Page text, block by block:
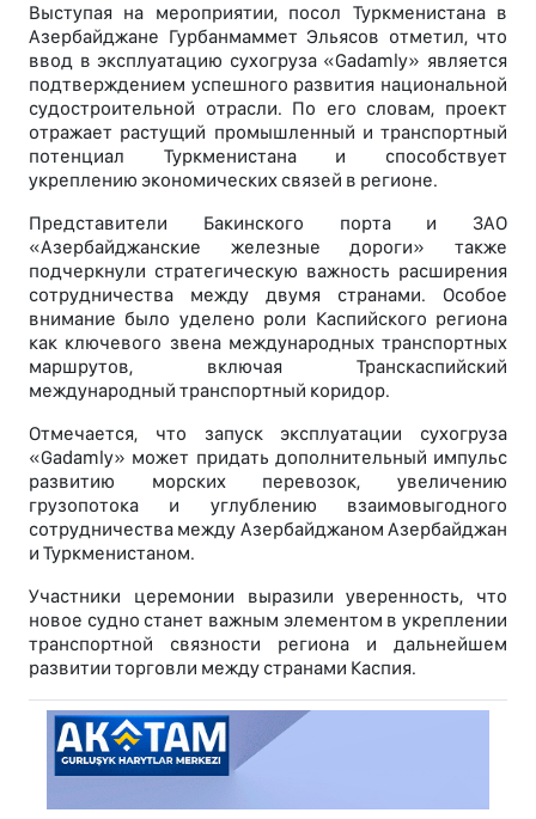
Выступая на мероприятии, посол Туркменистана в
Азербайджане Гурбанмаммет Эльясов отметил, что
ввод в эксплуатацию сухогруза «Gadamly» является
подтверждением успешного развития национальной
судостроительной отрасли. По его словам, проект
отражает растущий промышленный и транспортный
потенциал Туркменистана и способствует
укреплению экономических связей в регионе.
Представители Бакинского порта и ЗАО
«Азербайджанские железные дороги» также
подчеркнули стратегическую важность расширения
сотрудничества между двумя странами. Особое
внимание было уделено роли Каспийского региона
как ключевого звена международных транспортных
маршрутов, включая Транскаспийский
международный транспортный коридор.
Отмечается, что запуск эксплуатации сухогруза
«Gadamly» может придать дополнительный импульс
развитию морских перевозок, увеличению
грузопотока и углублению взаимовыгодного
сотрудничества между Азербайджаном Азербайджан
и Туркменистаном.
Участники церемонии выразили уверенность, что
новое судно станет важным элементом в укреплении
транспортной связности региона и дальнейшем
развитии торговли между странами Каспия.